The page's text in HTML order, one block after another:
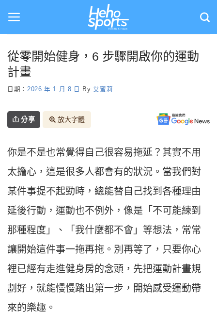
content
從零開始健身，6 步驟開啟你的運動
計畫
日期： 2026 年 1 月 8 日 By艾蜜莉
分享 放大字體
你是不是也常覺得自己很容易拖延？其實不用
太擔心，這是很多人都會有的狀況。當我們對
某件事提不起勁時，總能替自己找到各種理由
延後行動，運動也不例外，像是「不可能練到
那種程度」、「我什麼都不會」等想法，常常
讓開始這件事一拖再拖。別再等了，只要你心
裡已經有走進健身房的念頭，先把運動計畫規
劃好，就能慢慢踏出第一步，開始感受運動帶
來的樂趣。